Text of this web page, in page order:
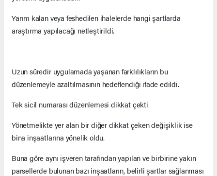
Yarım kalan veya feshedilen ihalelerde hangi şartlarda
araştırma yapılacağı netleştirildi.
Uzun süredir uygulamada yaşanan farklılıkların bu
düzenlemeyle azaltılmasının hedeflendiği ifade edildi.
Tek sicil numarası düzenlemesi dikkat çekti
Yönetmelikte yer alan bir diğer dikkat çeken değişiklik ise
bina inşaatlarına yönelik oldu.
Buna göre aynı işveren tarafından yapılan ve birbirine yakın
parsellerde bulunan bazı inşaatların, belirli şartlar sağlanması